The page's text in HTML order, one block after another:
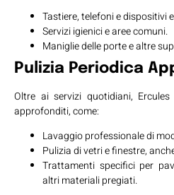
Tastiere, telefoni e dispositivi
Servizi igienici e aree comuni.
Maniglie delle porte e altre
Pulizia Periodica
Oltre ai servizi quotidiani,
approfonditi, come:
Lavaggio professionale di
Pulizia di vetri e finestre,
Trattamenti specifici per
altri materiali pregiati.